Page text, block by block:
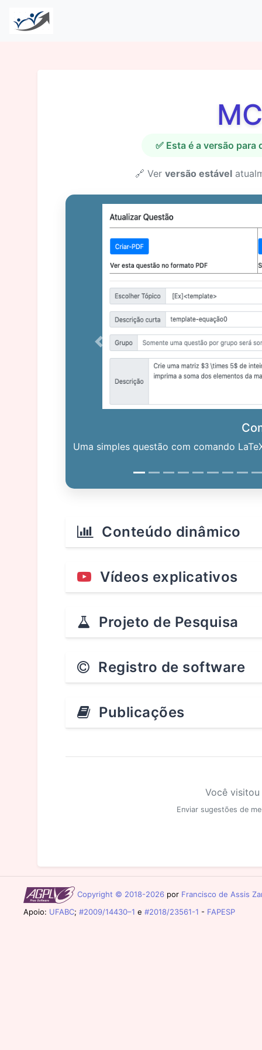
✅ Esta é a versão
🔗 Ver versão estável
Uma simples questão com comando
Previous
Conteúdo dinâmico
Vídeos explicativos
Projeto de Pesquisa
Registro de software
Publicações
Você
Enviar sugestões de
Copyright © 2018-2026 por Francisco de Assis
Apoio: UFABC; #2009/14430–1 e #2018/23561-1 - FAPESP